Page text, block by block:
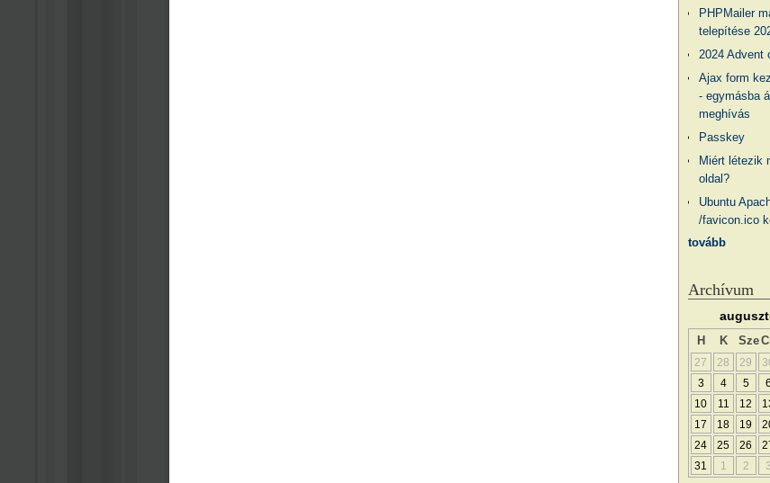
PHPMailer
telepítése
2024 Advent
Ajax form
- egymásba
meghívás
Passkey
Miért létezik
oldal?
Ubuntu
/favicon.ico
tovább
Archívum
H K Sze
27 28 29
3
4 5 6
10
11 12
17
18 19
24
25 26
31
1 2 3